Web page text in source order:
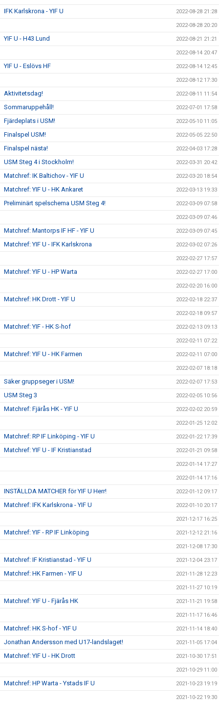
IFK Karlskrona - YIF U 2022-08-28 21:28
2022-08-28 20:20
YIF U - H43 Lund 2022-08-21 21:21
2022-08-14 20:47
YIF U - Eslövs HF 2022-08-14 12:45
2022-08-12 17:30
Aktivitetsdag! 2022-08-11 11:54
Sommaruppehåll! 2022-07-01 17:58
Fjärdeplats i USM! 2022-05-10 11:05
Finalspel USM! 2022-05-05 22:50
Finalspel nästa! 2022-04-03 17:28
USM Steg 4 i Stockholm! 2022-03-31 20:42
Matchref: IK Baltichov - YIF U 2022-03-20 18:54
Matchref: YIF U - HK Ankaret 2022-03-13 19:33
Preliminärt spelschema USM Steg 4! 2022-03-09 07:58
2022-03-09 07:46
Matchref: Mantorps IF HF - YIF U 2022-03-09 07:45
Matchref: YIF U - IFK Karlskrona 2022-03-02 07:26
2022-02-27 17:57
Matchref: YIF U - HP Warta 2022-02-27 17:00
2022-02-20 16:00
Matchref: HK Drott - YIF U 2022-02-18 22:37
2022-02-18 09:57
Matchref: YIF - HK S-hof 2022-02-13 09:13
2022-02-11 07:22
Matchref: YIF U - HK Farmen 2022-02-11 07:00
2022-02-07 18:18
Säker gruppseger i USM! 2022-02-07 17:53
USM Steg 3 2022-02-05 10:56
Matchref: Fjärås HK - YIF U 2022-02-02 20:59
2022-01-25 12:02
Matchref: RP IF Linköping - YIF U 2022-01-22 17:39
Matchref: YIF U - IF Kristianstad 2022-01-21 09:58
2022-01-14 17:27
2022-01-14 17:16
INSTÄLLDA MATCHER för YIF U Herr! 2022-01-12 09:17
Matchref: IFK Karlskrona - YIF U 2022-01-10 20:17
2021-12-17 16:25
Matchref: YIF - RP IF Linköping 2021-12-12 21:16
2021-12-08 17:30
Matchref: IF Kristianstad - YIF U 2021-12-04 23:17
Matchref: HK Farmen - YIF U 2021-11-28 12:23
2021-11-27 10:19
Matchref: YIF U - Fjärås HK 2021-11-21 19:58
2021-11-17 16:46
Matchref: HK S-hof - YIF U 2021-11-14 18:40
Jonathan Andersson med U17-landslaget! 2021-11-05 17:04
Matchref: YIF U - HK Drott 2021-10-30 17:51
2021-10-29 11:00
Matchref: HP Warta - Ystads IF U 2021-10-23 19:19
2021-10-22 19:30